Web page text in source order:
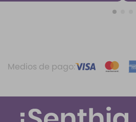
Medios de pago: